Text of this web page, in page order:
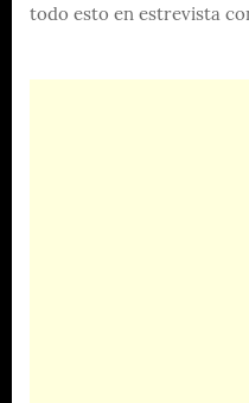
todo esto en estrevista